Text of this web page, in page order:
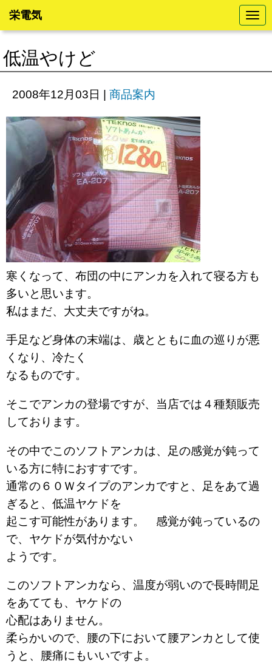
N
a
v
t
栄電気
低温やけど
2008年12月03日 | 商品案内
寒くなって、布団の中にアンカを入れて寝る方も
多いと思います。
私はまだ、大丈夫ですがね。
手足など身体の末端は、歳とともに血の巡りが悪
くなり、冷たく
なるものです。
そこでアンカの登場ですが、当店では４種類販売
しております。
その中でこのソフトアンカは、足の感覚が鈍って
いる方に特におすすです。
通常の６０Ｗタイプのアンカですと、足をあて過
ぎると、低温ヤケドを
起こす可能性があります。 感覚が鈍っているの
で、ヤケドが気付かない
ようです。
このソフトアンカなら、温度が弱いので長時間足
をあてても、ヤケドの
心配はありません。
柔らかいので、腰の下において腰アンカとして使
うと、腰痛にもいいですよ。